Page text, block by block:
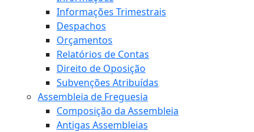
Informações Trimestrais
Despachos
Orçamentos
Relatórios de Contas
Direito de Oposição
Subvenções Atribuídas
Assembleia de Freguesia
Composição da Assembleia
Antigas Assembleias